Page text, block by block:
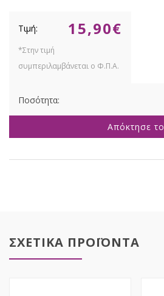
15,90€
Απόκτησε το
ΣΧΕΤΙΚΑ ΠΡΟΪΟΝΤΑ